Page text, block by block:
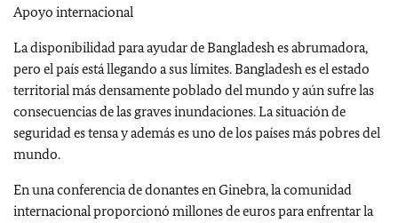
Apoyo internacional
La disponibilidad para ayudar de Bangladesh es abrumadora,
pero el país está llegando a sus límites. Bangladesh es el estado
territorial más densamente poblado del mundo y aún sufre las
consecuencias de las graves inundaciones. La situación de
seguridad es tensa y además es uno de los países más pobres del
mundo.
En una conferencia de donantes en Ginebra, la comunidad
internacional proporcionó millones de euros ​​para enfrentar la